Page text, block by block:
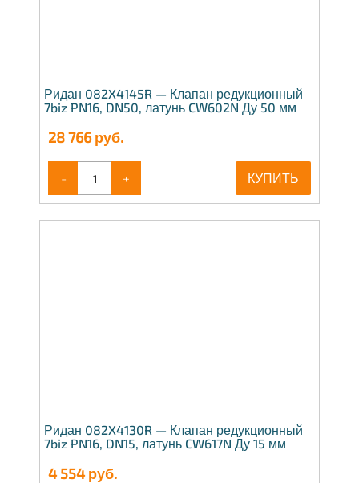
Ридан 082X4145R — Клапан редукционный
7biz PN16, DN50, латунь CW602N Ду 50 мм
28 766руб.
- + КУПИТЬ
Ридан 082X4130R — Клапан редукционный
7biz PN16, DN15, латунь CW617N Ду 15 мм
4 554руб.